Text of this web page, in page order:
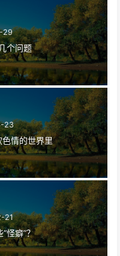
29
个问题
23
情的世界里
21
怪癖”？